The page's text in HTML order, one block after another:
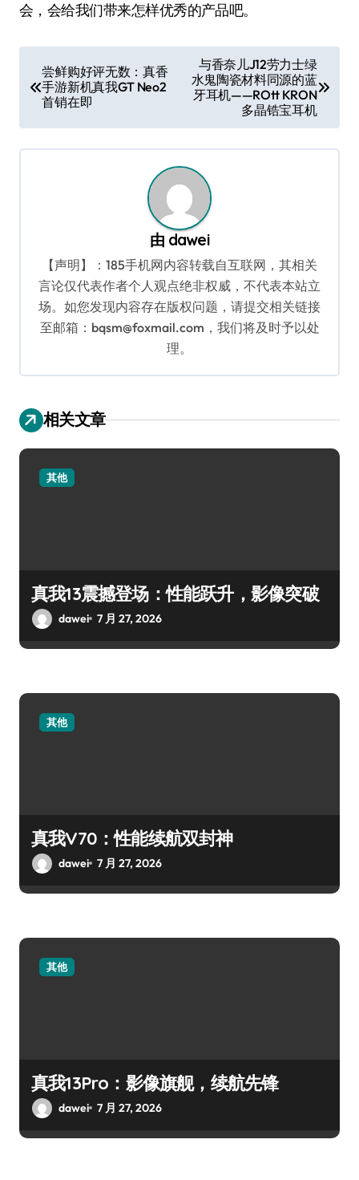
会，会给我们带来怎样优秀的产品吧。
章
尝鲜购好评无数：真香
手游新机真我GT Neo2
首销在即
与香奈儿J12劳力士绿
水鬼陶瓷材料同源的蓝
牙耳机——ROtt KRON
多晶锆宝耳机
由 dawei
【声明】：185手机网内容转载自互联网，其相关
言论仅代表作者个人观点绝非权威，不代表本站立
场。如您发现内容存在版权问题，请提交相关链接
至邮箱：bqsm@foxmail.com，我们将及时予以处
理。
相关文章
其他
真我13震撼登场：性能跃升，影像突破
dawei 7 月 27, 2026
其他
真我V70：性能续航双封神
dawei 7 月 27, 2026
其他
真我13Pro：影像旗舰，续航先锋
dawei 7 月 27, 2026